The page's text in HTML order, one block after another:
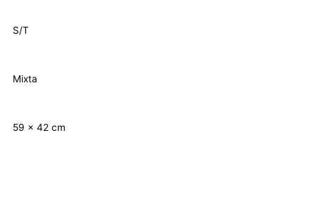
S/T
Mixta
59 x 42 cm